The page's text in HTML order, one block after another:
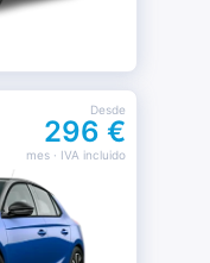
Desde
296 €
mes· IVA incluido